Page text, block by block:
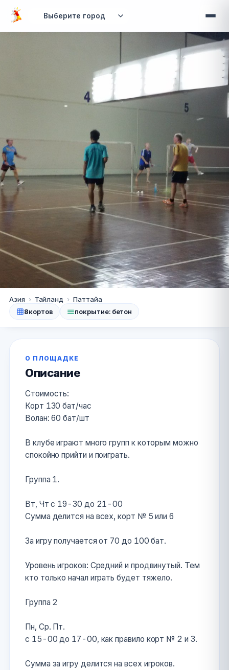
Перейти к основному содержанию
Паттайа
Badminton DIAMOND
Азия › Тайланд › Паттайа
8кортов покрытие: бетон
О ПЛОЩАДКЕ
Описание
Стоимость:
Корт 130 бат/час
Волан: 60 бат/шт
В клубе играют много групп к которым можно
спокойно прийти и поиграть.
Группа 1.
Вт, Чт с 19-30 до 21-00
Сумма делится на всех, корт № 5 или 6
За игру получается от 70 до 100 бат.
Уровень игроков: Средний и продвинутый. Тем
кто только начал играть будет тяжело.
Группа 2
Пн, Ср. Пт.
с 15-00 до 17-00, как правило корт № 2 и 3.
Сумма за игру делится на всех игроков.